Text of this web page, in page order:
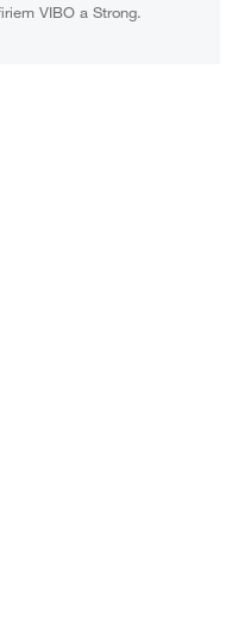
VIBO a Strong.